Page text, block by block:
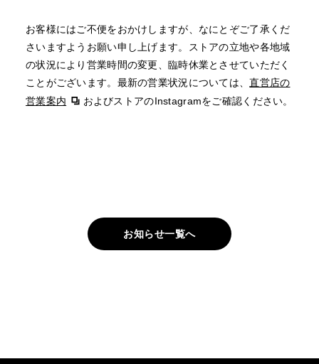
お客様にはご不便をおかけしますが、なにとぞご了承くだ
さいますようお願い申し上げます。ストアの立地や各地域
の状況により営業時間の変更、臨時休業とさせていただく
ことがございます。最新の営業状況については、直営店の
営業案内
およびストアのInstagramをご確認ください。
お知らせ一覧へ